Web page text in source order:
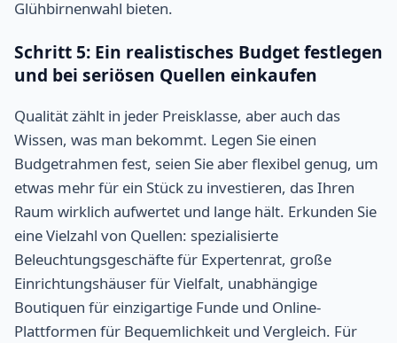
Glühbirnenwahl bieten.
Schritt 5: Ein realistisches Budget festlegen
und bei seriösen Quellen einkaufen
Qualität zählt in jeder Preisklasse, aber auch das
Wissen, was man bekommt. Legen Sie einen
Budgetrahmen fest, seien Sie aber flexibel genug, um
etwas mehr für ein Stück zu investieren, das Ihren
Raum wirklich aufwertet und lange hält. Erkunden Sie
eine Vielzahl von Quellen: spezialisierte
Beleuchtungsgeschäfte für Expertenrat, große
Einrichtungshäuser für Vielfalt, unabhängige
Boutiquen für einzigartige Funde und Online-
Plattformen für Bequemlichkeit und Vergleich. Für